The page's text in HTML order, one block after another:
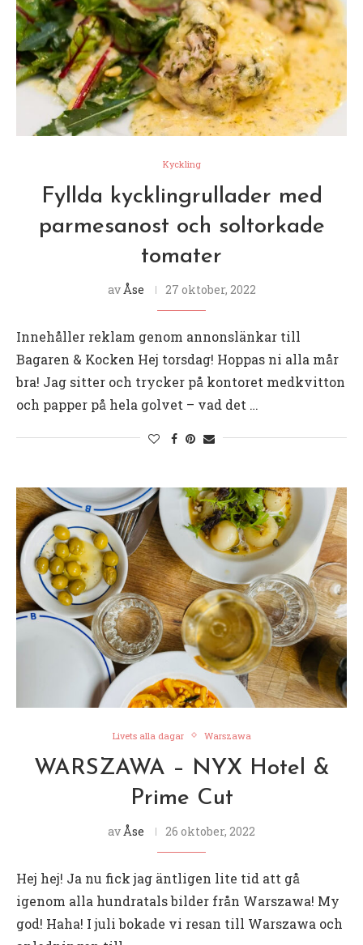
Kyckling
Fyllda kycklingrullader med
parmesanost och soltorkade
tomater
av Åse 27 oktober, 2022
Innehåller reklam genom annonslänkar till
Bagaren & Kocken Hej torsdag! Hoppas ni alla mår
bra! Jag sitter och trycker på kontoret medkvitton
och papper på hela golvet – vad det …
Livets alla dagar Warszawa
WARSZAWA – NYX Hotel &
Prime Cut
av Åse 26 oktober, 2022
Hej hej! Ja nu fick jag äntligen lite tid att gå
igenom alla hundratals bilder från Warszawa! My
god! Haha! I juli bokade vi resan till Warszawa och